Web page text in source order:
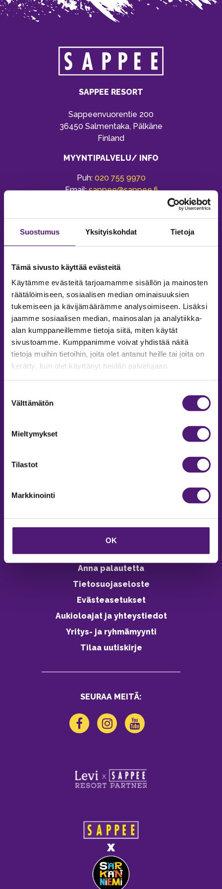
Suostumus Yksityiskohdat Tietoja
Tämä sivusto käyttää evästeitä
Käytämme evästeitä tarjoamamme sisällön ja mainosten
räätälöimiseen, sosiaalisen median ominaisuuksien
tukemiseen ja kävijämäärämme analysoimiseen. Lisäksi
jaamme sosiaalisen median, mainosalan ja analytiikka-
alan kumppaneillemme tietoja siitä, miten käytät
sivustoamme. Kumppanimme voivat yhdistää näitä
tietoja muihin tietoihin, joita olet antanut heille tai joita on
kerätty, kun olet käyttänyt heidän palvelujaan.
valinta
Välttämätön
Mieltymykset
Tilastot
Markkinointi
OK
SAPPEE RESORT
Sappeenvuorentie 200
36450 Salmentaka, Pälkäne
Finland
MYYNTIPALVELU/ INFO
Puh: 020 755 9970
Email:sappee@sappee.fi
MAJOITUS
Tiedustelut & Varaukset
Vastuullisuus
Ympäristöohjelma
Avoimet työpaikat
Anna palautetta
Tietosuojaseloste
Evästeasetukset
Aukioloajat ja yhteystiedot
Yritys- ja ryhmämyynti
Tilaa uutiskirje
SEURAA MEITÄ: